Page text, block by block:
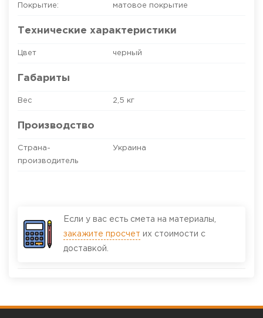
Покрытие: матовое покрытие
Технические характеристики
Цвет черный
Габариты
Вес 2,5 кг
Производство
Страна-
производитель
Украина
Если у вас есть смета на материалы,
закажите просчет их стоимости с
доставкой.